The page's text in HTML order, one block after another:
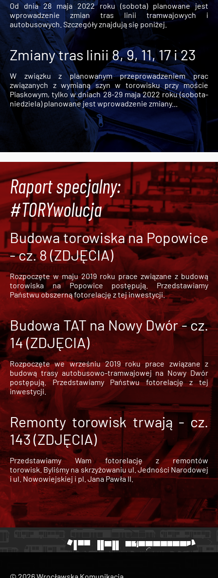
Od dnia 28 maja 2022 roku (sobota) planowane jest
wprowadzenie zmian tras linii tramwajowych i
autobusowych. Szczegóły znajdują się poniżej.
Zmiany tras linii 8, 9, 11, 17 i 23
W związku z planowanym przeprowadzeniem prac
związanych z wymianą szyn w torowisku przy moście
Piaskowym, tylko w dniach 28-29 maja 2022 roku (sobota-
niedziela) planowane jest wprowadzenie zmiany...
Raport specjalny:
#TORYwolucja
Budowa torowiska na Popowice
- cz. 8 (ZDJĘCIA)
Rozpoczęte w maju 2019 roku prace związane z budową
torowiska na Popowice
postępują. Przedstawiamy
Państwu obszerną fotorelację z tej inwestycji.
Budowa TAT na Nowy Dwór - cz.
14 (ZDJĘCIA)
Rozpoczęte we wrześniu 2019 roku prace związane z
budową trasy autobusowo-tramwajowej na Nowy Dwór
postępują. Przedstawiamy Państwu fotorelację z tej
inwestycji.
Remonty torowisk trwają - cz.
143 (ZDJĘCIA)
Przedstawiamy Wam fotorelację z remontów
torowisk. Byliśmy na skrzyżowaniu ul. Jedności Narodowej
i ul. Nowowiejskiej i pl. Jana Pawła II.